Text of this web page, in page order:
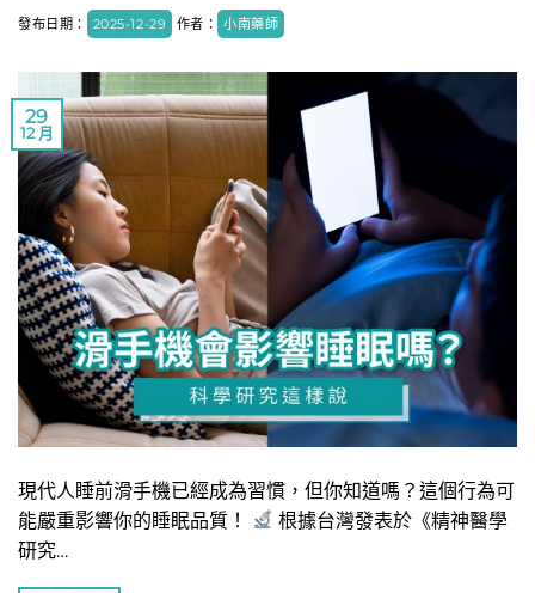
發布日期： 2025-12-29 作者： 小南藥師
29
12 月
現代人睡前滑手機已經成為習慣，但你知道嗎？這個行為可
能嚴重影響你的睡眠品質！
根據台灣發表於《精神醫學
研究…